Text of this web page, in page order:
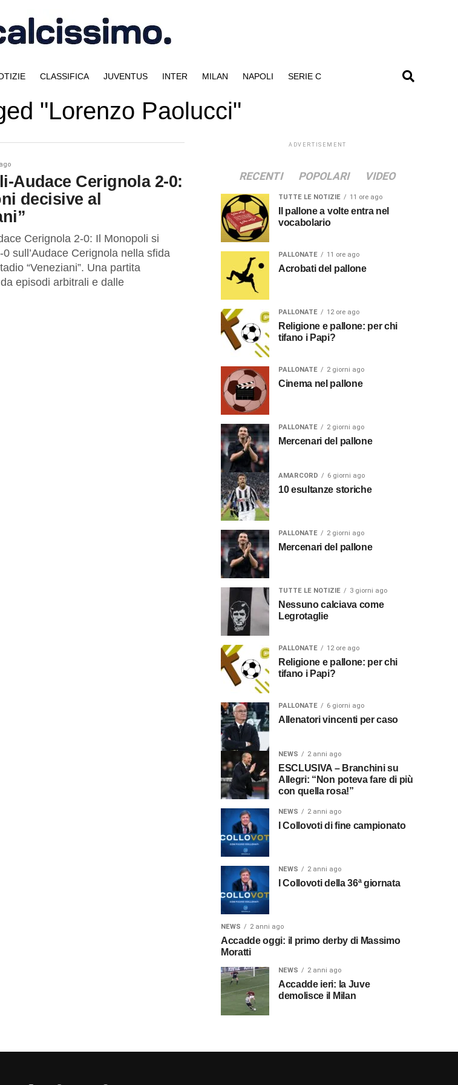
CLASSIFICA JUVENTUS INTER MILAN NAPOLI SERIE C
"Lorenzo Paolucci"
Audace Cerignola 2-0:
decisive al
Cerignola 2-0: Il Monopoli si
sull’Audace Cerignola nella sfida
“Veneziani”. Una partita
episodi arbitrali e dalle
ADVERTISEMENT
RECENTI POPOLARI VIDEO
TUTTE LE NOTIZIE 11 ore ago
Il pallone a volte entra nel
vocabolario
PALLONATE 11 ore ago
Acrobati del pallone
PALLONATE 12 ore ago
Religione e pallone: per chi
tifano i Papi?
PALLONATE 2 giorni ago
Cinema nel pallone
PALLONATE 2 giorni ago
Mercenari del pallone
AMARCORD 6 giorni ago
10 esultanze storiche
PALLONATE 2 giorni ago
Mercenari del pallone
TUTTE LE NOTIZIE 3 giorni ago
Nessuno calciava come
Legrotaglie
PALLONATE 12 ore ago
Religione e pallone: per chi
tifano i Papi?
PALLONATE 6 giorni ago
Allenatori vincenti per caso
NEWS 2 anni ago
ESCLUSIVA – Branchini su
Allegri: “Non poteva fare di più
con quella rosa!”
NEWS 2 anni ago
I Collovoti di fine campionato
NEWS 2 anni ago
I Collovoti della 36ª giornata
NEWS 2 anni ago
Accadde oggi: il primo derby di Massimo
Moratti
NEWS 2 anni ago
Accadde ieri: la Juve
demolisce il Milan